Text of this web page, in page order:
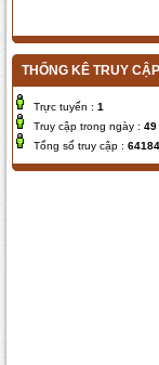
THỐNG KÊ TRUY CẬP
Trực tuyến : 1
Truy cập trong ngày : 49
Tổng số truy cập :